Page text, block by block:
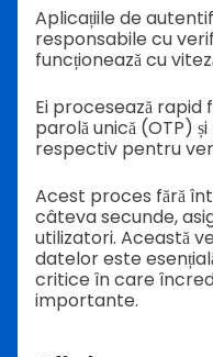
Aplicațiile de
responsabile cu
funcționează cu
Ei procesează
parolă unică (OTP)
respectiv pentru
Acest proces fără
câteva secunde,
utilizatori. Această
datelor este
critice în care
importante.